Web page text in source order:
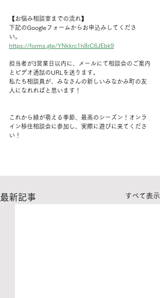
【お悩み相談室までの流れ】
下記のGoogleフォームからお申込みしてくださ
い。
https://forms.gle/YNkkrc1h8rC6JEbk9
担当者が3営業日以内に、メールにて相談会のご案内
とビデオ通話のURLを送ります。
私たち相談員が、みなさんの新しいみなかみ町の友
人になれればと思います！
これから緑が萌える季節、最高のシーズン！オンラ
イン移住相談会に参加し、実際に遊びに来てくださ
い！
最新記事 すべて表示